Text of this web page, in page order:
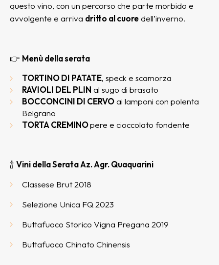
questo vino, con un percorso che parte morbido e
avvolgente e arriva dritto al cuoredell’inverno.
👉 Menù della serata
TORTINO DI PATATE, speck e scamorza
RAVIOLI DEL PLIN al sugo di brasato
BOCCONCINI DI CERVOai lamponi con polenta
Belgrano
TORTA CREMINOpere e cioccolato fondente
🍾 Vini della Serata Az. Agr. Quaquarini
Classese Brut 2018
Selezione Unica FQ 2023
Buttafuoco Storico Vigna Pregana 2019
Buttafuoco Chinato Chinensis